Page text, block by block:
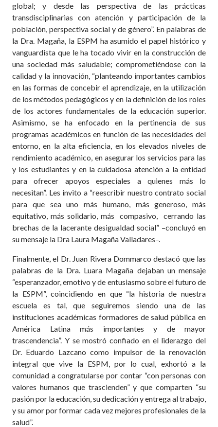
global; y desde las perspectiva de las prácticas
transdisciplinarias con atención y participación de la
población, perspectiva social y de género”. En palabras de
la Dra. Magaña, la ESPM ha asumido el papel histórico y
vanguardista que le ha tocado vivir en la construcción de
una sociedad más saludable; comprometiéndose con la
calidad y la innovación, “planteando importantes cambios
en las formas de concebir el aprendizaje, en la utilización
de los métodos pedagógicos y en la definición de los roles
de los actores fundamentales de la educación superior.
Asimismo, se ha enfocado en la pertinencia de sus
programas académicos en función de las necesidades del
entorno, en la alta eficiencia, en los elevados niveles de
rendimiento académico, en asegurar los servicios para las
y los estudiantes y en la cuidadosa atención a la entidad
para ofrecer apoyos especiales a quienes más lo
necesitan”. Les invito a “reescribir nuestro contrato social
para que sea uno más humano, más generoso, más
equitativo, más solidario, más compasivo, cerrando las
brechas de la lacerante desigualdad social” –concluyó en
su mensaje la Dra Laura Magaña Valladares–.
Finalmente, el Dr. Juan Rivera Dommarco destacó que las
palabras de la Dra. Luara Magaña dejaban un mensaje
“esperanzador, emotivo y de entusiasmo sobre el futuro de
la ESPM”, coincidiendo en que “la historia de nuestra
escuela es tal, que seguiremos siendo una de las
instituciones académicas formadores de salud pública en
América Latina más importantes y de mayor
trascendencia”. Y se mostró confiado en el liderazgo del
Dr. Eduardo Lazcano como impulsor de la renovación
integral que vive la ESPM, por lo cual, exhortó a la
comunidad a congratularse por contar “con personas con
valores humanos que trascienden” y que comparten “su
pasión por la educación, su dedicación y entrega al trabajo,
y su amor por formar cada vez mejores profesionales de la
salud”.